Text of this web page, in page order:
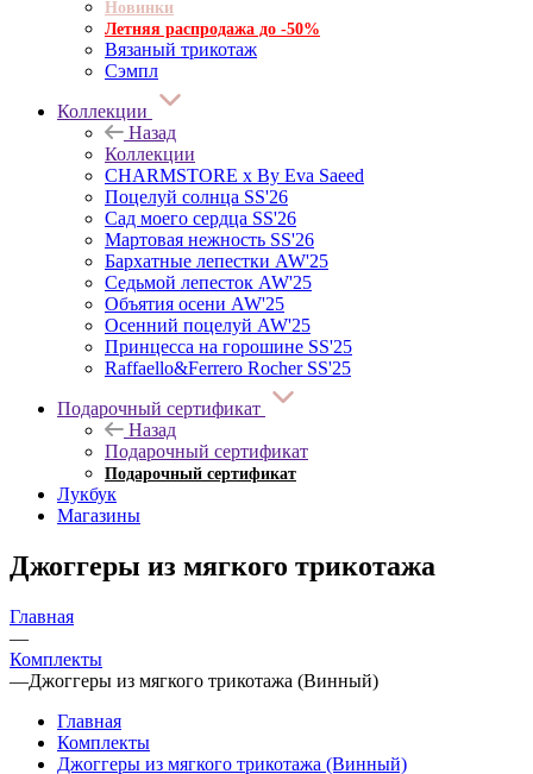
Новинки
Летняя распродажа до -50%
Вязаный трикотаж
Сэмпл
Коллекции
Назад
Коллекции
CHARMSTORE х By Eva Saeed
Поцелуй солнца SS'26
Сад моего сердца SS'26
Мартовая нежность SS'26
Бархатные лепестки AW'25
Седьмой лепесток AW'25
Объятия осени AW'25
Осенний поцелуй AW'25
Принцесса на горошине SS'25
Raffaello&Ferrero Rocher SS'25
Подарочный сертификат
Назад
Подарочный сертификат
Подарочный сертификат
Лукбук
Магазины
Джоггеры из мягкого трикотажа
Главная
—
Комплекты
—Джоггеры из мягкого трикотажа (Винный)
Главная
Комплекты
Джоггеры из мягкого трикотажа (Винный)